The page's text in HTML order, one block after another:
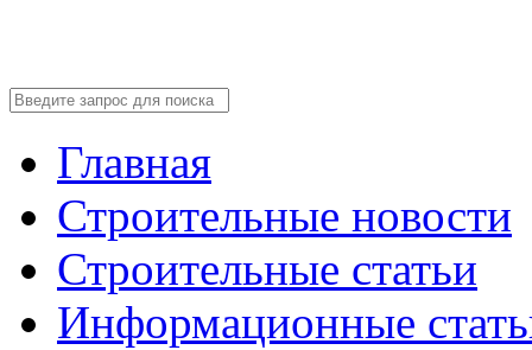
Главная
Строительные новости
Строительные статьи
Информационные